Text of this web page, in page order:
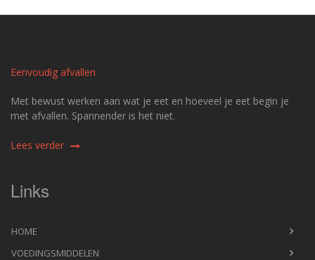
Eenvoudig afvallen
Met bewust werken aan wat je eet en hoeveel je eet begin je
met afvallen. Spannender is het niet.
Lees verder
Links
HOME
VOEDINGSMIDDELEN